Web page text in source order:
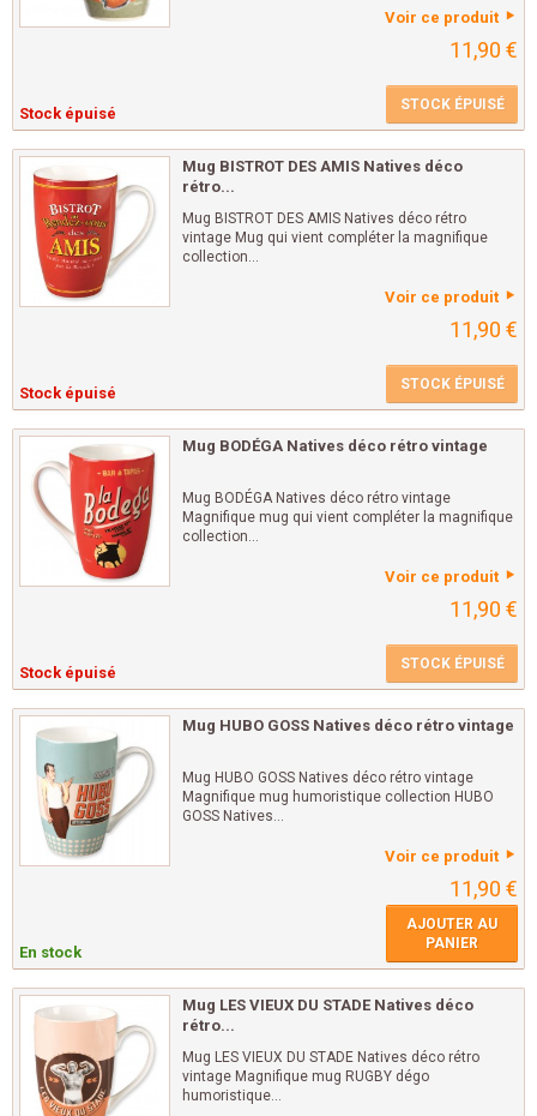
Voir ce produit
11,90 €
Stock épuisé STOCK ÉPUISÉ
Mug BISTROT DES AMIS Natives déco
rétro...
Mug BISTROT DES AMIS Natives déco rétro
vintage Mug qui vient compléter la magnifique
collection...
Voir ce produit
11,90 €
Stock épuisé STOCK ÉPUISÉ
Mug BODÉGA Natives déco rétro vintage
Mug BODÉGA Natives déco rétro vintage
Magnifique mug qui vient compléter la magnifique
collection...
Voir ce produit
11,90 €
Stock épuisé STOCK ÉPUISÉ
Mug HUBO GOSS Natives déco rétro vintage
Mug HUBO GOSS Natives déco rétro vintage
Magnifique mug humoristique collection HUBO
GOSS Natives...
Voir ce produit
11,90 €
En stock
AJOUTER AU
PANIER
Mug LES VIEUX DU STADE Natives déco
rétro...
Mug LES VIEUX DU STADE Natives déco rétro
vintage Magnifique mug RUGBY dégo
humoristique...